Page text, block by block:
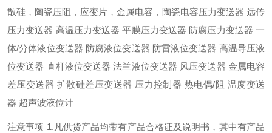
散硅，陶瓷压阻，应变片，金属电容，陶瓷电容压力变送器 远传
压力变送器 高温压力变送器 平膜压力变送器 防腐压力变送器 一
体/分体液位变送器 防腐液位变送器 防雷液位变送器 高温导压液
位变送器 直杆液位变送器 法兰液位变送器 风压变送器 金属电容
差压变送器 扩散硅差压变送器 压力控制器 热电偶/阻 温度变送
器 超声波液位计
注意事项 1.凡供货产品均带有产品合格证及说明书，其中有产品